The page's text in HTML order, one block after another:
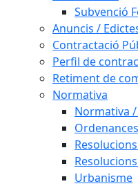
Subvenció
Anuncis /
Contractació
Perfil de
Retiment de
Normativa
Normativa
Urbanisme